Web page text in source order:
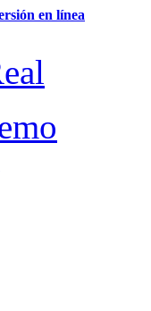
en línea